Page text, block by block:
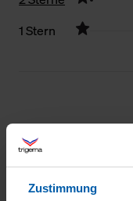
Zustimmung
1 Stern
1 A Qualität,
nicht gebügelt